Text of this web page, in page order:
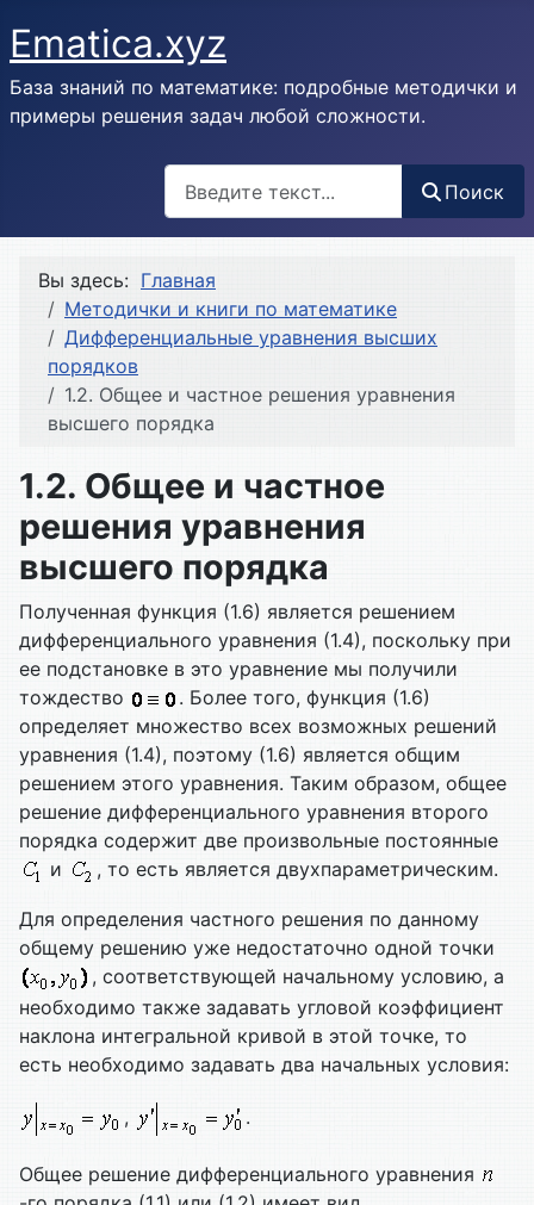
Ematica.xyz
База знаний по математике: подробные методички и
примеры решения задач любой сложности.
Поиск
Вы здесь: Главная
Методички и книги по математике
Дифференциальные уравнения высших
порядков
1.2. Общее и частное решения уравнения
высшего порядка
1.2. Общее и частное
решения уравнения
высшего порядка
Полученная функция (1.6) является решением
дифференциального уравнения (1.4), поскольку при
ее подстановке в это уравнение мы получили
тождество
. Более того, функция (1.6)
определяет множество всех возможных решений
уравнения (1.4), поэтому (1.6) является общим
решением этого уравнения. Таким образом, общее
решение дифференциального уравнения второго
порядка содержит две произвольные постоянные
и
, то есть является двухпараметрическим.
Для определения частного решения по данному
общему решению уже недостаточно одной точки
, соответствующей начальному условию, а
необходимо также задавать угловой коэффициент
наклона интегральной кривой в этой точке, то
есть необходимо задавать два начальных условия:
, .
Общее решение дифференциального уравнения